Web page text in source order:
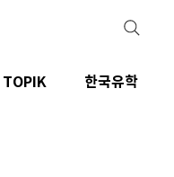
TOPIK 한국유학